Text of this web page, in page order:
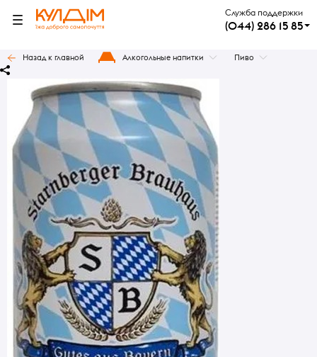
Служба поддержки
(044) 286 15 85
Назад к главной Алкогольные напитки Пиво